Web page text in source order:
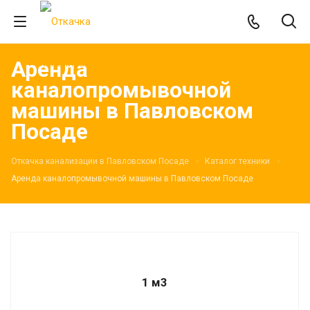
Аренда
каналопромывочной
машины в Павловском
Посаде
Откачка канализации в Павловском Посаде
Каталог техники
Аренда каналопромывочной машины в Павловском Посаде
1 м3